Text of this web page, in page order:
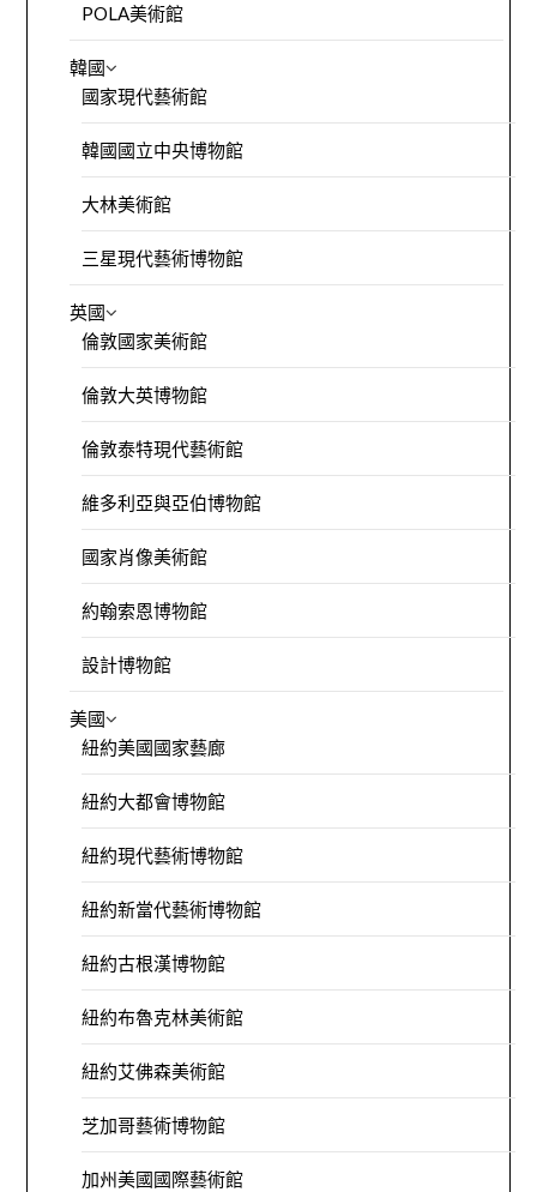
POLA美術館
韓國
國家現代藝術館
韓國國立中央博物館
大林美術館
三星現代藝術博物館
英國
倫敦國家美術館
倫敦大英博物館
倫敦泰特現代藝術館
維多利亞與亞伯博物館
國家肖像美術館
約翰索恩博物館
設計博物館
美國
紐約美國國家藝廊
紐約大都會博物館
紐約現代藝術博物館
紐約新當代藝術博物館
紐約古根漢博物館
紐約布魯克林美術館
紐約艾佛森美術館
芝加哥藝術博物館
加州美國國際藝術館